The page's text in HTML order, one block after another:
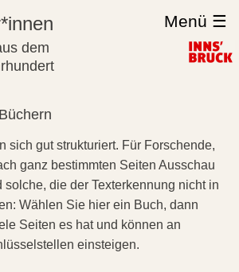
dem
Menü ☰
sich gut strukturiert. Für Forschende,
ganz bestimmten Seiten Ausschau
solche, die der Texterkennung nicht in
Wählen Sie hier ein Buch, dann
Seiten es hat und können an
einsteigen.